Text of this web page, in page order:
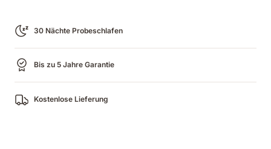
30 Nächte Probeschlafen
Bis zu 5 Jahre Garantie
Kostenlose Lieferung